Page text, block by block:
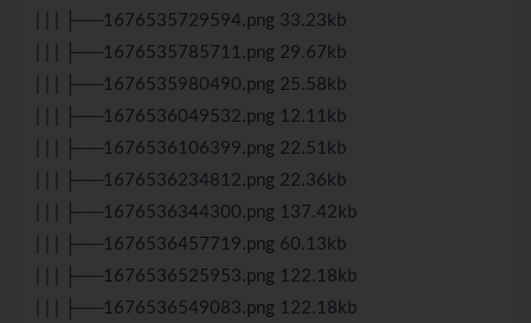
| | | ├──1676535729594.png 33.23kb
| | | ├──1676535785711.png 29.67kb
| | | ├──1676535980490.png 25.58kb
| | | ├──1676536049532.png 12.11kb
| | | ├──1676536106399.png 22.51kb
| | | ├──1676536234812.png 22.36kb
| | | ├──1676536344300.png 137.42kb
| | | ├──1676536457719.png 60.13kb
| | | ├──1676536525953.png 122.18kb
| | | ├──1676536549083.png 122.18kb